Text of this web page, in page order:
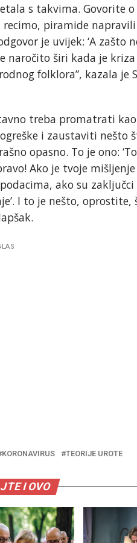
s takvima. Govorite
piramide napravili
je uvijek: ‘A zašto
naročito širi kada je
folklora”, kazala je
treba promatrati
i zaustaviti nešto
opasno. To je ono:
Ako je tvoje
ako su zaključci
I to je nešto, oprostite,
KORONAVIRUS TEORIJE UROTE
I OVO